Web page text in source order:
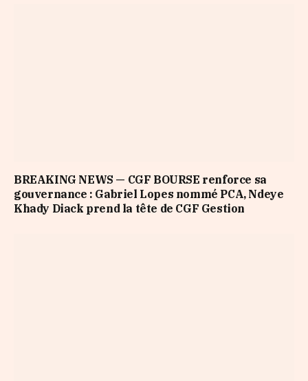
BREAKING NEWS — CGF BOURSE renforce sa
gouvernance : Gabriel Lopes nommé PCA, Ndeye
Khady Diack prend la tête de CGF Gestion